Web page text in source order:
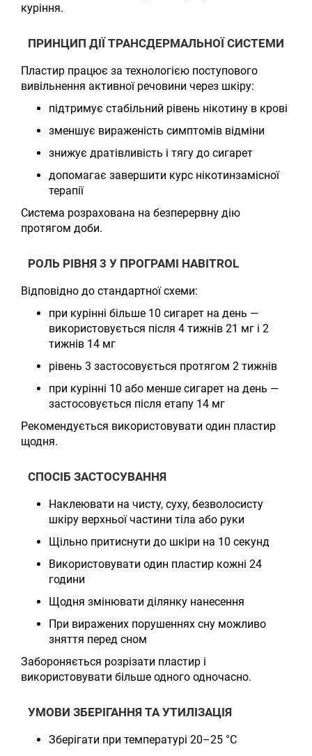
куріння.
ПРИНЦИП ДІЇ ТРАНСДЕРМАЛЬНОЇ СИСТЕМИ
Пластир працює за технологією поступового
вивільнення активної речовини через шкіру:
підтримує стабільний рівень нікотину в крові
зменшує вираженість симптомів відміни
знижує дратівливість і тягу до сигарет
допомагає завершити курс нікотинзамісної
терапії
Система розрахована на безперервну дію
протягом доби.
РОЛЬ РІВНЯ 3 У ПРОГРАМІ HABITROL
Відповідно до стандартної схеми:
при курінні більше 10 сигарет на день —
використовується після 4 тижнів 21 мг і 2
тижнів 14 мг
рівень 3 застосовується протягом 2 тижнів
при курінні 10 або менше сигарет на день —
застосовується після етапу 14 мг
Рекомендується використовувати один пластир
щодня.
СПОСІБ ЗАСТОСУВАННЯ
Наклеювати на чисту, суху, безволосисту
шкіру верхньої частини тіла або руки
Щільно притиснути до шкіри на 10 секунд
Використовувати один пластир кожні 24
години
Щодня змінювати ділянку нанесення
При виражених порушеннях сну можливо
зняття перед сном
Забороняється розрізати пластир і
використовувати більше одного одночасно.
УМОВИ ЗБЕРІГАННЯ ТА УТИЛІЗАЦІЯ
Зберігати при температурі 20–25 °C